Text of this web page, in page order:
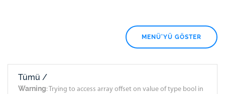
MENÜ'YÜ GÖSTER
Tümü /
Warning: Trying to access array offset on value of type bool in